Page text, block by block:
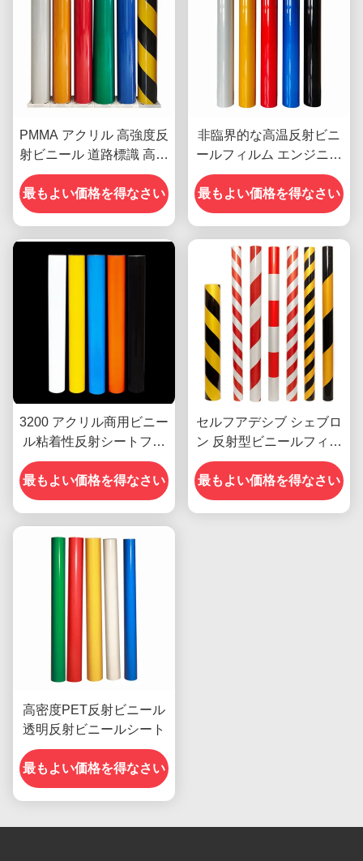
PMMA アクリル 高強度反
射ビニール 道路標識 高明
るさ
最もよい価格を得なさい
非臨界的な高温反射ビニ
ールフィルム エンジニア
級 OEM
最もよい価格を得なさい
3200 アクリル商用ビニー
ル粘着性反射シートフィ
ルム カスタム
最もよい価格を得なさい
セルフアデシブ シェブロ
ン 反射型ビニールフィル
ム シート ビニールロール
広告グレード
最もよい価格を得なさい
高密度PET反射ビニール
透明反射ビニールシート
最もよい価格を得なさい